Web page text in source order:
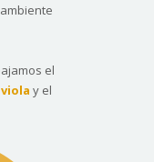
el
viola y el